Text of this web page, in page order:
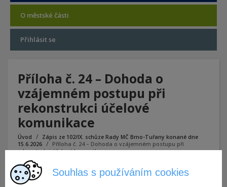
Souhlas s používáním cookies
O městské části
Přihlásit se
Příloha č. 24 – Dohoda o
vzájemném postupu při
rekonstrukci účelové
komunikace
Úvod
Zápis ze 102/IX. schůze Rady MČ Brno-Tuřany konané dne
15.6.2026
Příloha č. 24 – Dohoda o vzájemném postupu při
rekonstrukci účelové komunikace
Příloha č. 24 - Dohoda o vzájemném postupu při